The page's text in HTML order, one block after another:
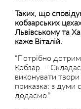
Таких, що
кобзарських
Львівському та
каже Віталій.
“Потрібно
Кобзар. –
виконувати твори
приказка: з думи
додаємо.”